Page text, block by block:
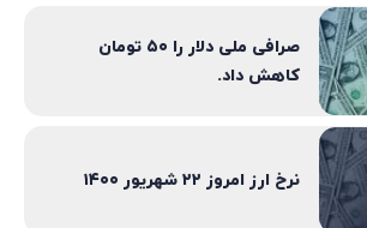
صرافی ملی دلار را ۵۰ تومان
کاهش داد.
نرخ ارز امروز ۲۲ شهریور ۱۴۰۰